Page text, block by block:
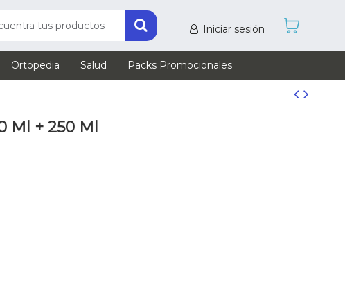
Iniciar sesión
Ortopedia Salud Packs Promocionales
+ 250 Ml